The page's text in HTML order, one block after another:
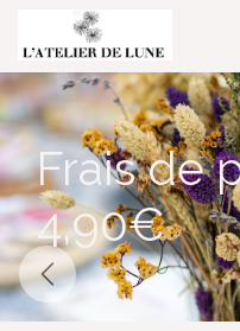
Se rendre au contenu
Frais de
4,90€
Précédent